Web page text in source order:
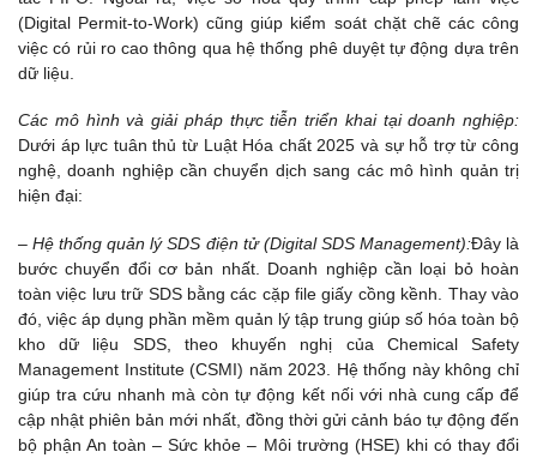
(Digital Permit-to-Work) cũng giúp kiểm soát chặt chẽ các công
việc có rủi ro cao thông qua hệ thống phê duyệt tự động dựa trên
dữ liệu.
Các mô hình và giải pháp thực tiễn triển khai tại doanh nghiệp:
Dưới áp lực tuân thủ từ Luật Hóa chất 2025 và sự hỗ trợ từ công
nghệ, doanh nghiệp cần chuyển dịch sang các mô hình quản trị
hiện đại:
– Hệ thống quản lý SDS điện tử (Digital SDS Management):Đây là
bước chuyển đổi cơ bản nhất. Doanh nghiệp cần loại bỏ hoàn
toàn việc lưu trữ SDS bằng các cặp file giấy cồng kềnh. Thay vào
đó, việc áp dụng phần mềm quản lý tập trung giúp số hóa toàn bộ
kho dữ liệu SDS, theo khuyến nghị của Chemical Safety
Management Institute (CSMI) năm 2023. Hệ thống này không chỉ
giúp tra cứu nhanh mà còn tự động kết nối với nhà cung cấp để
cập nhật phiên bản mới nhất, đồng thời gửi cảnh báo tự động đến
bộ phận An toàn – Sức khỏe – Môi trường (HSE) khi có thay đổi